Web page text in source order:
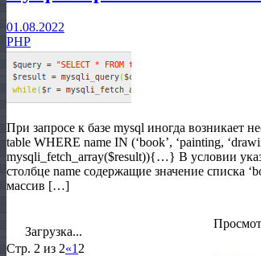
01.08.2022
PHP
При запросе к базе mysql иногда возникает
table WHERE name IN (‘book’, ‘painting,
mysqli_fetch_array($result)){…} В условии
столбце name содержащие значение списка
массив […]
Загрузка...
Стр. 2 из 2«1 2